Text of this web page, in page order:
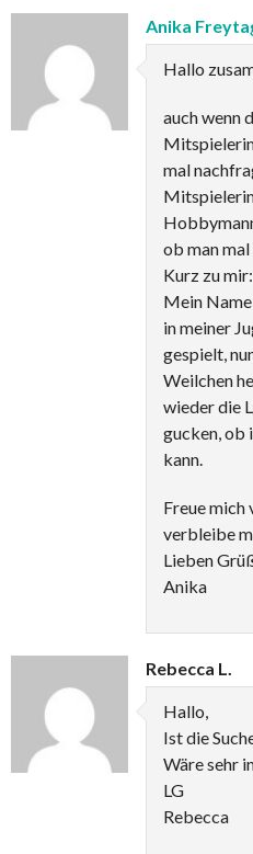
Anika
Hallo
auch wenn
mal
ob man
Kurz zu mir:
Mein
in meiner
gespielt,
Weilchen
wieder die
gucken, ob
kann.
Freue mich
verbleibe
Lieben
Anika
Rebecca L.
Hallo,
Ist die
Wäre sehr
LG
Rebecca